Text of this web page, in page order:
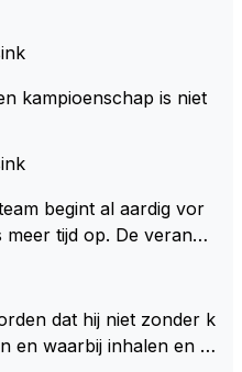
kampioenschap is niet
begint al aardig vor
tijd op. De verande
gewenste effect hebb
zal het 3 jaar zijn, hoo
Vergeet niet, hij hee
dat hij niet zonder k